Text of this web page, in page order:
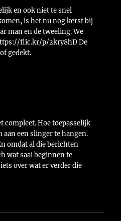
en ook niet te snel
is het nu nog kerst bij
man en de tweeling. We
flic.kr/p/2kry8hD De
gedekt.
compleet. Hoe toepasselijk
aan een slinger te hangen.
omdat al die berichten
wat saai beginnen te
over wat er verder die